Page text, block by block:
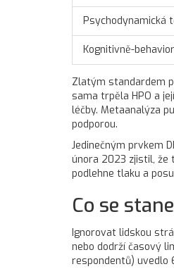
Psychodynamická
Kognitivně-
Zlatým standardem
sama trpěla HPO a
léčby. Metaanalýza
podporou.
Jedinečným prvkem
února 2023 zjistil, že
podlehne tlaku a
Co se
Ignorovat lidskou
nebo dodrží časový
respondentů) uvedlo